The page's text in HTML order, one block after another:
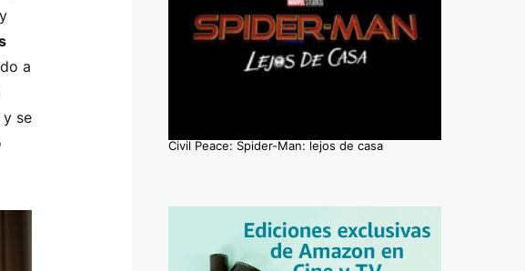
a
se
Civil Peace: Spider-Man: lejos de casa